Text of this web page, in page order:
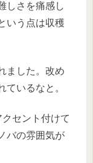
しさを痛感し
いう点は収穫
ました。改め
ているなと。
セント付けて
バの雰囲気が